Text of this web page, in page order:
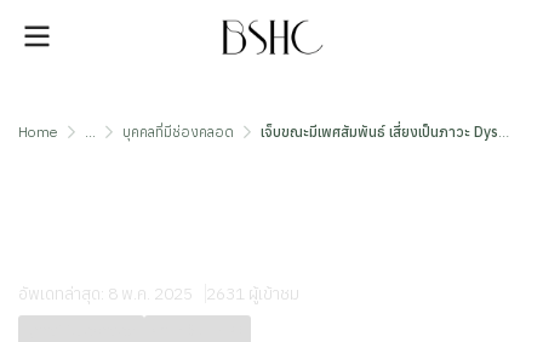
Home ... บุคคลที่มีช่องคลอด เจ็บขณะมีเพศสัมพันธ์ เสี่ยงเป็นภาวะ Dyspareunia
อัพเดทล่าสุด: 8 พ.ค. 2025 2631 ผู้เข้าชม